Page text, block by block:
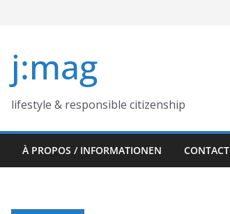
j:mag
lifestyle & responsible citizenship
À PROPOS / INFORMATIONEN CONTACT